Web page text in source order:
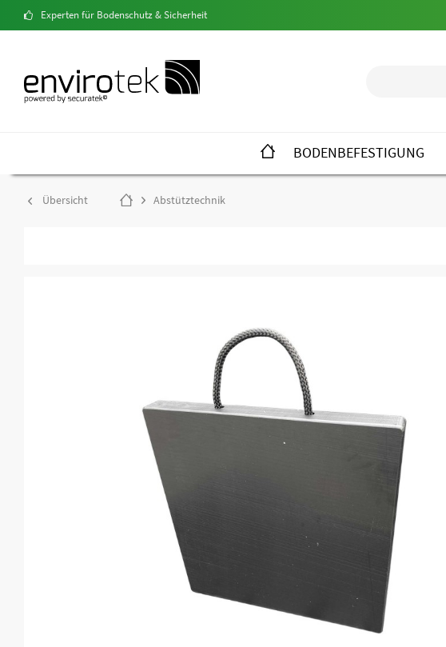
Experten für Bodenschutz & Sicherheit
BODENBEFESTIGUNG
Übersicht Abstütztechnik